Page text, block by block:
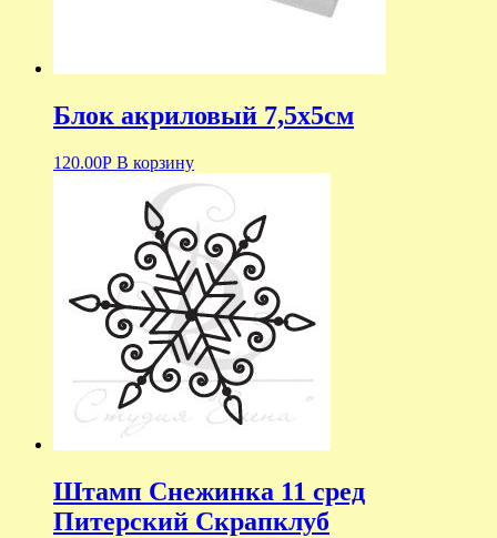
Блок акриловый 7,5х5см
120.00Р В корзину
Штамп Снежинка 11 сред
Питерский Скрапклуб